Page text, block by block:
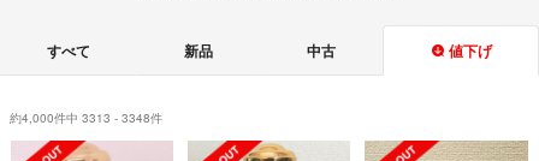
すべて 新品 中古 値下げ
約4,000件中 3313 - 3348件